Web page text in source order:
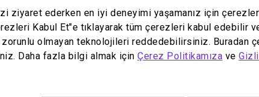
ziyaret ederken en iyi deneyimi yaşamanız için
Kabul Et"e tıklayarak tüm çerezleri kabul edebilir
zorunlu olmayan teknolojileri reddedebilirsiniz. Buradan
Daha fazla bilgi almak için Çerez Politikamıza ve
Servis Sağlayıcısına (YSS) gönderin veya götürün. Lütfen